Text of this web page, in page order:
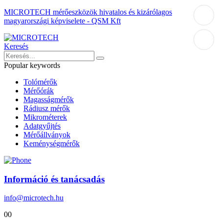
MICROTECH mérőeszközök hivatalos és kizárólagos
magyarországi képviselete - QSM Kft
Keresés
Popular keywords
Tolómérők
Mérőórák
Magasságmérők
Rádiusz mérők
Mikrométerek
Adatgyűjtés
Mérőállványok
Keménységmérők
Információ és tanácsadás
info@microtech.hu
00